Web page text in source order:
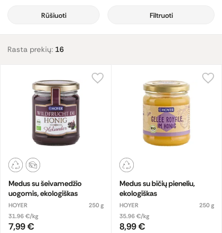
aviliuose iš natūralių medžiagų, žiemą maitinamos tik ekologišku
„TranzAlpine“ produkciją – ekologišką manukos medų.
Rūšiuoti Filtruoti
Rasta prekių: 16
Medus su šeivamedžio
uogomis, ekologiškas
HOYER
250 g
31.96 €/kg
7,99 €
Medus su bičių pieneliu,
ekologiškas
HOYER
250 g
35.96 €/kg
8,99 €